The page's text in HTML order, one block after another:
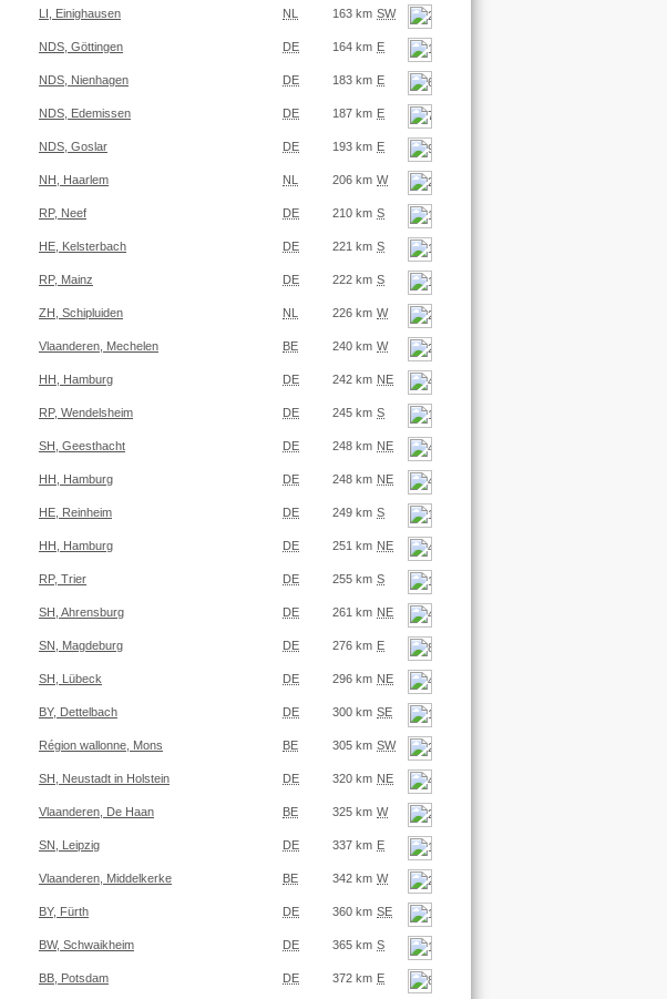
LI, Einighausen NL 163 km SW
NDS, Göttingen DE 164 km E
NDS, Nienhagen DE 183 km E
NDS, Edemissen DE 187 km E
NDS, Goslar DE 193 km E
NH, Haarlem NL 206 km W
RP, Neef DE 210 km S
HE, Kelsterbach DE 221 km S
RP, Mainz DE 222 km S
ZH, Schipluiden NL 226 km W
Vlaanderen, Mechelen BE 240 km W
HH, Hamburg DE 242 km NE
RP, Wendelsheim DE 245 km S
SH, Geesthacht DE 248 km NE
HH, Hamburg DE 248 km NE
HE, Reinheim DE 249 km S
HH, Hamburg DE 251 km NE
RP, Trier DE 255 km S
SH, Ahrensburg DE 261 km NE
SN, Magdeburg DE 276 km E
SH, Lübeck DE 296 km NE
BY, Dettelbach DE 300 km SE
Région wallonne, Mons BE 305 km SW
SH, Neustadt in Holstein DE 320 km NE
Vlaanderen, De Haan BE 325 km W
SN, Leipzig DE 337 km E
Vlaanderen, Middelkerke BE 342 km W
BY, Fürth DE 360 km SE
BW, Schwaikheim DE 365 km S
BB, Potsdam DE 372 km E